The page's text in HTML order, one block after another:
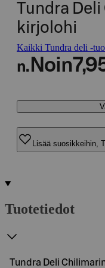
Tundra
kirjolohi
Kaikki Tundra deli -
n. Noin
Lisää suosikkeihin,
Tuotetiedot
Tundra Deli